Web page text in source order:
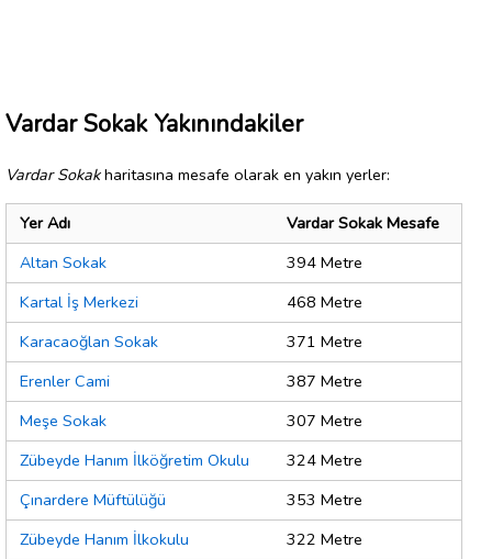
Vardar Sokak Yakınındakiler
Vardar Sokakharitasına mesafe olarak en yakın yerler:
Yer Adı
Vardar Sokak Mesafe
Altan Sokak
394 Metre
Kartal İş Merkezi
468 Metre
Karacaoğlan Sokak
371 Metre
Erenler Cami
387 Metre
Meşe Sokak
307 Metre
Zübeyde Hanım İlköğretim Okulu
324 Metre
Çınardere Müftülüğü
353 Metre
Zübeyde Hanım İlkokulu
322 Metre